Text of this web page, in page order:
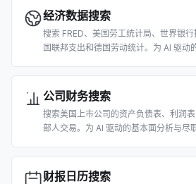
经济数据搜索
搜索 FRED、美国劳工统计局、世界银
国联邦支出和德国劳动统计。为 AI 驱动
公司财务搜索
搜索美国上市公司的资产负债表、利润
部人交易。为 AI 驱动的基本面分析与尽
财报日历搜索